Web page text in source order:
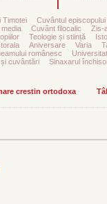
Timotei
Cuvântul episcopului
media Cuvânt filocalic
Zis-
Teologie și stiință
Aniversare Varia
românesc
cuvântări
Sinaxarul
crestin ortodoxa